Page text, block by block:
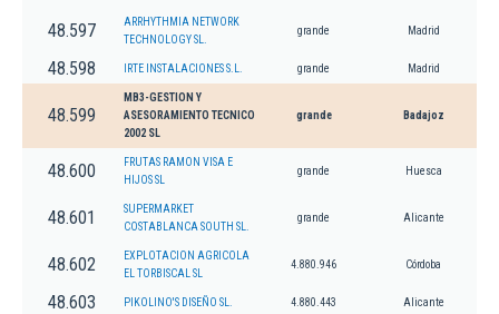
48.597
ARRHYTHMIA NETWORK
TECHNOLOGY SL.
grande Madrid
48.598 IRTE INSTALACIONES S.L. grande Madrid
48.599
MB3-GESTION Y
ASESORAMIENTO TECNICO
2002 SL
grande Badajoz
48.600
FRUTAS RAMON VISA E
HIJOS SL
grande Huesca
48.601
SUPERMARKET
COSTABLANCA SOUTH SL.
grande Alicante
48.602
EXPLOTACION AGRICOLA
EL TORBISCAL SL
4.880.946 Córdoba
48.603 PIKOLINO'S DISEÑO SL. 4.880.443 Alicante